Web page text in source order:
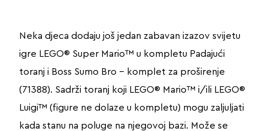
Neka djeca dodaju još jedan zabavan izazov svijetu
igre LEGO® Super Mario™ u kompletu Padajući
toranj i Boss Sumo Bro – komplet za proširenje
(71388). Sadrži toranj koji LEGO® Mario™ i/ili LEGO®
Luigi™ (figure ne dolaze u kompletu) mogu zaljuljati
kada stanu na poluge na njegovoj bazi. Može se